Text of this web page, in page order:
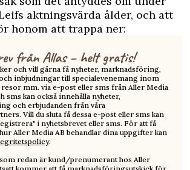
aktningsvärda ålder, och att
honom att trappa ner:
från Allas – helt gratis!
och vill gärna få nyheter, marknadsföring,
inbjudningar till specialevenemang inom
resor mm. via e-post eller sms från Aller Media
sms kan också innehålla nyheter,
och erbjudanden från våra
Vill du sluta få dessa e-post eller sms kan
i nyhetsbrevet eller sms. För att få
Aller Media AB behandlar dina uppgifter kan
.
redan är kund/prenumerant hos Aller